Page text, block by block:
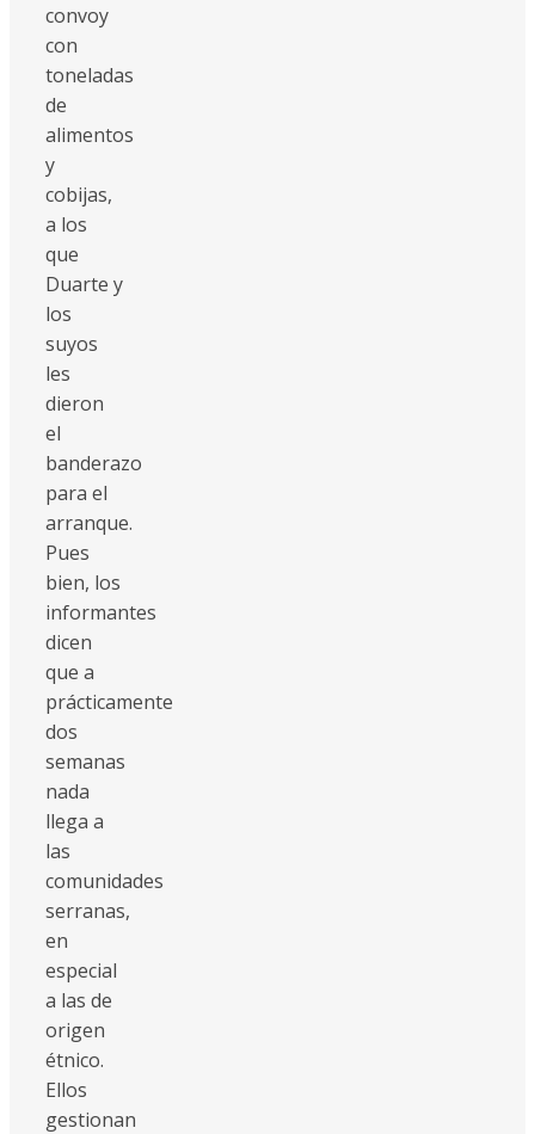
convoy
con
toneladas
de
alimentos
y
cobijas,
a los
que
Duarte y
los
suyos
les
dieron
el
banderazo
para el
arranque.
Pues
bien, los
informantes
dicen
que a
prácticamente
dos
semanas
nada
llega a
las
comunidades
serranas,
en
especial
a las de
origen
étnico.
Ellos
gestionan